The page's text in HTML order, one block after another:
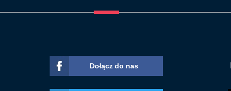
Dołącz do nas